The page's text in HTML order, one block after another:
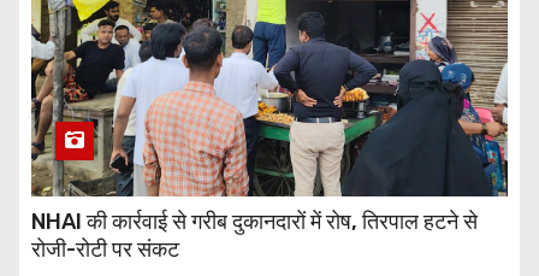
NHAI की कार्रवाई से गरीब दुकानदारों में रोष, तिरपाल हटने से
रोजी-रोटी पर संकट